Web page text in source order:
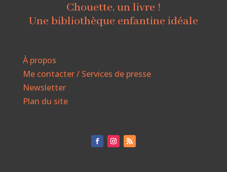
Chouette, un livre !
Une bibliothèque enfantine idéale
À propos
Me contacter / Services de presse
Newsletter
Plan du site